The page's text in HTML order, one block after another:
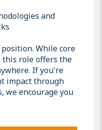
and
While core
this role offers the
If you're
impact through
we encourage you